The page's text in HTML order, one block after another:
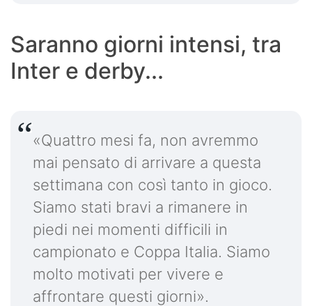
Saranno giorni intensi, tra
Inter e derby...
«Quattro mesi fa, non avremmo
mai pensato di arrivare a questa
settimana con così tanto in gioco.
Siamo stati bravi a rimanere in
piedi nei momenti difficili in
campionato e Coppa Italia. Siamo
molto motivati per vivere e
affrontare questi giorni».